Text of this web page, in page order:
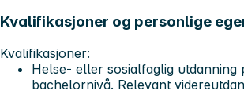
Kvalifikasjoner og personlige
Kvalifikasjoner:
Helse- eller sosialfaglig utdanning
bachelornivå. Relevant